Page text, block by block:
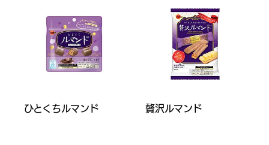
ひとくちルマンド 贅沢ルマンド